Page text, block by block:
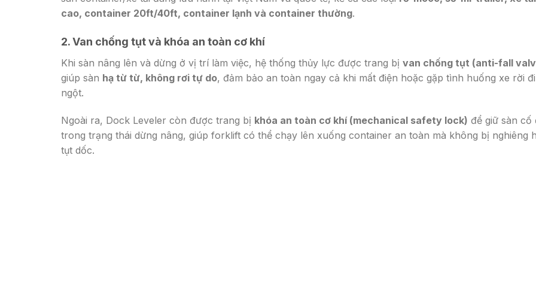
cao, container 20ft/40ft, container lạnh và container thường.
2.Van chống tụt và khóa an toàn cơ khí
Khi sàn nâng lên và dừng ở vị trí làm việc, hệ thống thủy lực được trang bị van chống tụt (anti-fall
giúp sàn hạ từ từ, không rơi tự do, đảm bảo an toàn ngay cả khi mất điện hoặc gặp tình huống xe rời
ngột.
Ngoài ra, Dock Leveler còn được trang bị khóa an toàn cơ khí (mechanical safety lock) để giữ sàn cố
trong trạng thái dừng nâng, giúp forklift có thể chạy lên xuống container an toàn mà không bị nghiêng
tụt dốc.